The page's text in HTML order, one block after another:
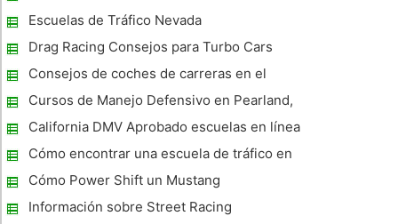
F1 se parece
Escuelas de Tráfico Nevada
Drag Racing Consejos para Turbo Cars
Consejos de coches de carreras en el
establecimiento de un Bump Steer
Cursos de Manejo Defensivo en Pearland,
Texas
California DMV Aprobado escuelas en línea
de tráfico
Cómo encontrar una escuela de tráfico en
línea
Cómo Power Shift un Mustang
Información sobre Street Racing